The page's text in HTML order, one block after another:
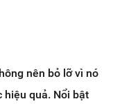
nên bỏ lỡ vì nó
hiệu quả. Nổi bật